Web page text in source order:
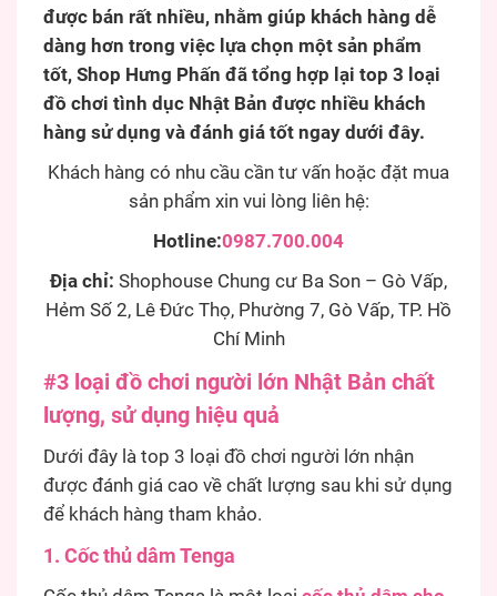
được bán rất nhiều, nhằm giúp khách hàng dễ
dàng hơn trong việc lựa chọn một sản phẩm
tốt, Shop Hưng Phấn đã tổng hợp lại top 3 loại
đồ chơi tình dục Nhật Bản được nhiều khách
hàng sử dụng và đánh giá tốt ngay dưới đây.
Khách hàng có nhu cầu cần tư vấn hoặc đặt mua
sản phẩm xin vui lòng liên hệ:
Hotline:0987.700.004
Địa chỉ: Shophouse Chung cư Ba Son – Gò Vấp,
Hẻm Số 2, Lê Đức Thọ, Phường 7, Gò Vấp, TP. Hồ
Chí Minh
#3 loại đồ chơi người lớn Nhật Bản chất
lượng, sử dụng hiệu quả
Dưới đây là top 3 loại đồ chơi người lớn nhận
được đánh giá cao về chất lượng sau khi sử dụng
để khách hàng tham khảo.
1. Cốc thủ dâm Tenga